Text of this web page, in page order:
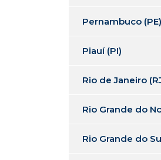
Pernambuco (PE)
Piauí (PI)
Rio de Janeiro
Rio Grande do
Rio Grande do